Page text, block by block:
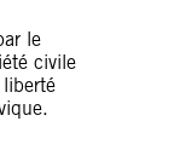
le
civile
liberté